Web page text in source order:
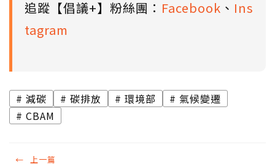
追蹤【倡議+】粉絲團： Facebook 、 Ins
tagram
減碳 碳排放 環境部
氣候變遷
CBAM
← 上一篇